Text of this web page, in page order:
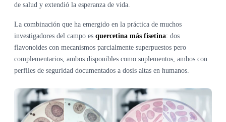
de salud y extendió la esperanza de vida.
La combinación que ha emergido en la práctica de muchos
investigadores del campo es quercetina más fisetina: dos
flavonoides con mecanismos parcialmente superpuestos pero
complementarios, ambos disponibles como suplementos, ambos con
perfiles de seguridad documentados a dosis altas en humanos.